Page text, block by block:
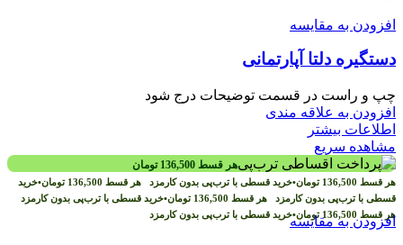
افزودن به مقایسه
دستگیره دلتا آپارتمانی
چپ و راست در قسمت توضیحات درج شود
افزودن به علاقه مندی
اطلاعات بیشتر
مشاهده سریع
هر قسط 136,500 تومان
هر قسط 136,500 تومان•خرید قسطی با ترب‌پی بدون کارمزد هر قسط 136,500 تومان•خرید
قسطی با ترب‌پی بدون کارمزد هر قسط 136,500 تومان•خرید قسطی با ترب‌پی بدون کارمزد
هر قسط 136,500 تومان•خرید قسطی با ترب‌پی بدون کارمزدافزودن به مقایسه